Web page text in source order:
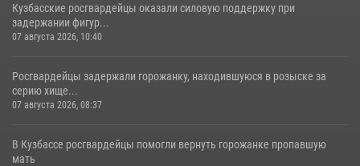
Кузбасские росгвардейцы оказали силовую поддержку при
задержании фигур...
07 августа 2026, 10:40
Росгвардейцы задержали горожанку, находившуюся в розыске за
серию хище...
07 августа 2026, 08:37
В Кузбассе росгвардейцы помогли вернуть горожанке пропавшую
мать